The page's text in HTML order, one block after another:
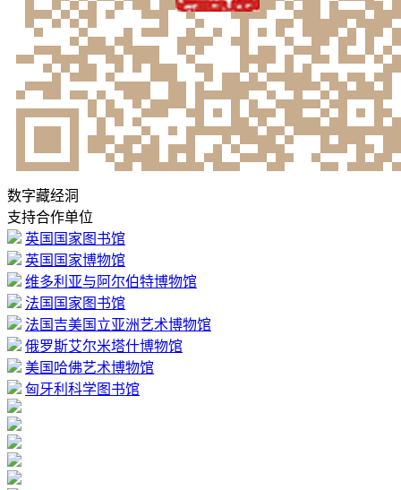
数字藏经洞
支持合作单位
英国国家图书馆
英国国家博物馆
维多利亚与阿尔伯特博物馆
法国国家图书馆
法国吉美国立亚洲艺术博物馆
俄罗斯艾尔米塔什博物馆
美国哈佛艺术博物馆
匈牙利科学图书馆